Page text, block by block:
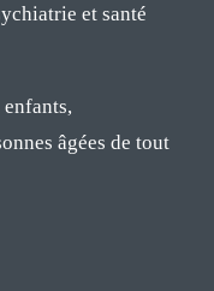
et santé
âgées de tout